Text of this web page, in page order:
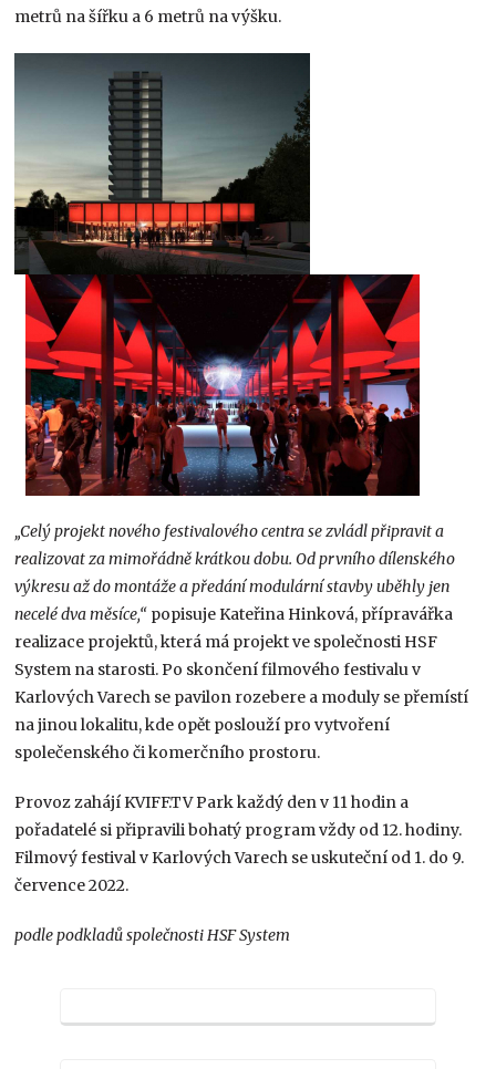
metrů na šířku a 6 metrů na výšku.
„Celý projekt nového festivalového centra se zvládl připravit a
realizovat za mimořádně krátkou dobu. Od prvního dílenského
výkresu až do montáže a předání modulární stavby uběhly jen
necelé dva měsíce,“ popisuje Kateřina Hinková, přípravářka
realizace projektů, která má projekt ve společnosti HSF
System na starosti. Po skončení filmového festivalu v
Karlových Varech se pavilon rozebere a moduly se přemístí
na jinou lokalitu, kde opět poslouží pro vytvoření
společenského či komerčního prostoru.
Provoz zahájí KVIFF.TV Park každý den v 11 hodin a
pořadatelé si připravili bohatý program vždy od 12. hodiny.
Filmový festival v Karlových Varech se uskuteční od 1. do 9.
července 2022.
podle podkladů společnosti HSF System